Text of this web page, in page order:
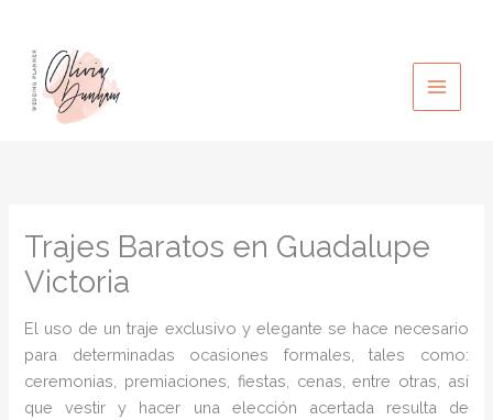
contenido
Trajes Baratos en Guadalupe
Victoria
El uso de un traje exclusivo y elegante se hace necesario
para determinadas ocasiones formales, tales como:
ceremonias, premiaciones, fiestas, cenas, entre otras, así
que vestir y hacer una elección acertada resulta de